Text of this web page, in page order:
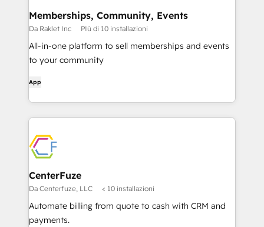
Memberships, Community, Events
Da Raklet Inc PIù di 10 installazioni
All-in-one platform to sell memberships and events
to your community
App
CenterFuze
Da Centerfuze, LLC < 10 installazioni
Automate billing from quote to cash with CRM and
payments.